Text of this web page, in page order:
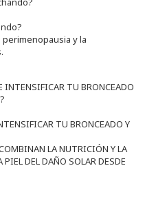
perimenopausia y la
TU BRONCEADO Y
LA NUTRICIÓN Y LA
DEL DAÑO SOLAR DESDE